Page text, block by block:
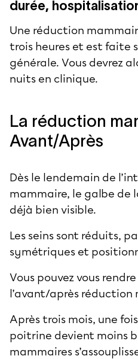
durée,
Une réduction
trois heures et est faite
générale. Vous devrez
nuits en clinique.
La réduction
Avant/Après
Dès le lendemain de
mammaire, le galbe de
déjà bien visible.
Les seins sont réduits,
symétriques et
Vous pouvez vous
l’avant/après réduction
Après trois mois, une
poitrine devient moins
mammaires